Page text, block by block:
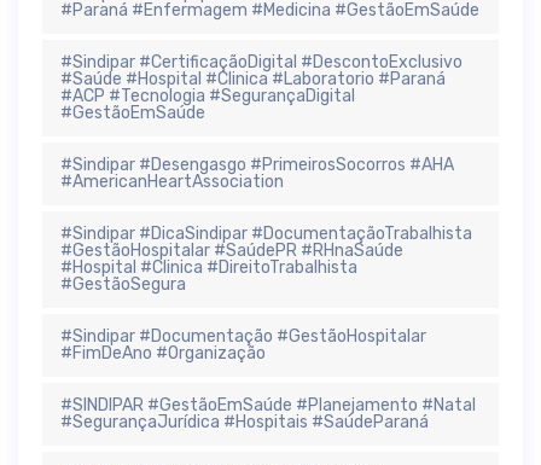
#Paraná #Enfermagem #Medicina #GestãoEmSaúde
#Sindipar #CertificaçãoDigital #DescontoExclusivo
#Saúde #Hospital #Clinica #Laboratorio #Paraná
#ACP #Tecnologia #SegurançaDigital
#GestãoEmSaúde
#Sindipar #Desengasgo #PrimeirosSocorros #AHA
#AmericanHeartAssociation
#Sindipar #DicaSindipar #DocumentaçãoTrabalhista
#GestãoHospitalar #SaúdePR #RHnaSaúde
#Hospital #Clinica #DireitoTrabalhista
#GestãoSegura
#Sindipar #Documentação #GestãoHospitalar
#FimDeAno #Organização
#SINDIPAR #GestãoEmSaúde #Planejamento #Natal
#SegurançaJurídica #Hospitais #SaúdeParaná